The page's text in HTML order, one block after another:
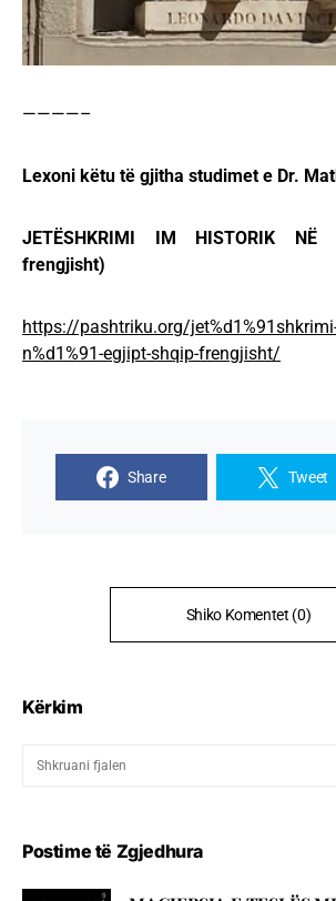
————–
Lexoni këtu të gjitha studimet e Dr.
JETЁSHKRIMI IM HISTORIK NЁ
frengjisht)
https://pashtriku.org/
n%d1%91-egjipt-shqip-frengjisht/
Share Tweet
Shiko Komentet (0)
Kërkim
Postime të Zgjedhura